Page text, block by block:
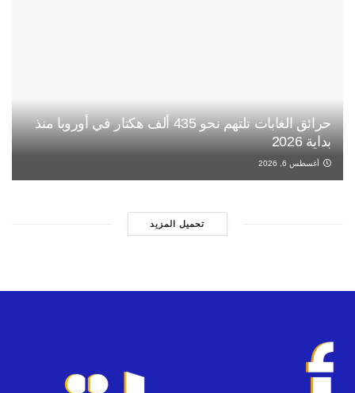
حرائق الغابات تلتهم نحو 435 ألف هكتار في أوروبا منذ
بداية 2026
أغسطس 6, 2026
تحميل المزيد